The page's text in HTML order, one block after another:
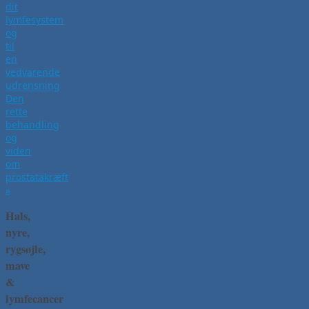
dit
lymfesystem
og
til
en
vedvarende
udrensning
Den
rette
behandling
og
viden
om
prostatakræft
»
Hals,
nyre,
rygsøjle,
mave
&
lymfecancer